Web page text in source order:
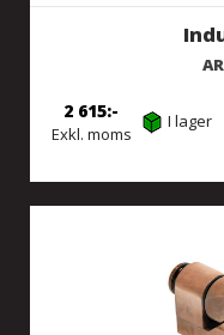
Exkl. moms
2 615 I lager